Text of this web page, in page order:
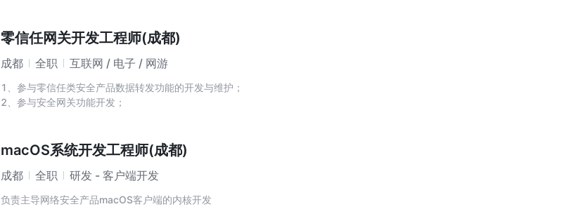
5. 赋能销售团队，Ka客户需求运营，行业需求落地。
零信任网关开发工程师(成都)
成都 全职 互联网 / 电子 / 网游
1、参与零信任类安全产品数据转发功能的开发与维护；
2、参与安全网关功能开发；
macOS系统开发工程师(成都)
成都 全职 研发 - 客户端开发
负责主导网络安全产品macOS客户端的内核开发